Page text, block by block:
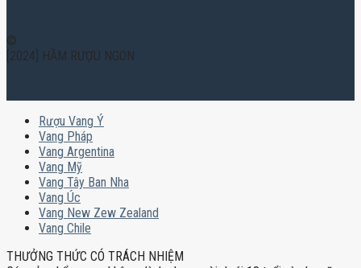
©
[2024] HẦM RƯỢU NGON
Rượu Vang Ý
Vang Pháp
Vang Argentina
Vang Mỹ
Vang Tây Ban Nha
Vang Úc
Vang New Zew Zealand
Vang Chile
THƯỞNG THỨC CÓ TRÁCH NHIỆM